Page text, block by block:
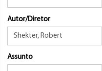
Autor/Diretor
Assunto